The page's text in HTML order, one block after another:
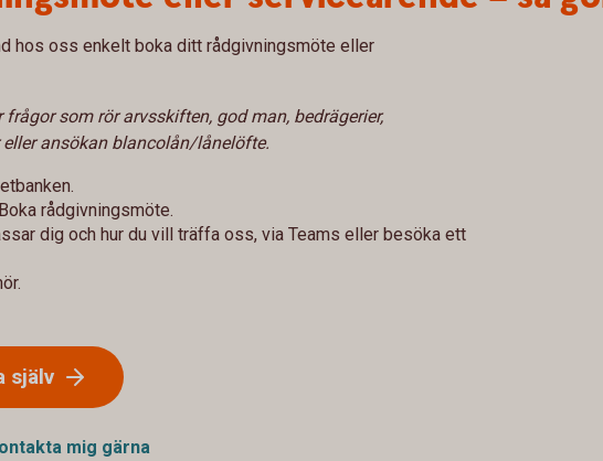
hos oss enkelt boka ditt rådgivningsmöte eller
frågor som rör arvsskiften, god man, bedrägerier,
ansökan blancolån/lånelöfte.
rådgivningsmöte.
dig och hur du vill träffa oss, via Teams eller besöka ett
själv
mig gärna